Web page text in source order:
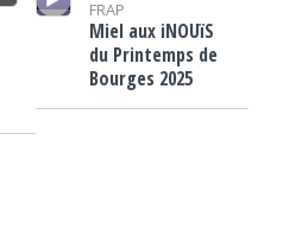
FRAP
Miel aux iNOUïS
du Printemps de
Bourges 2025